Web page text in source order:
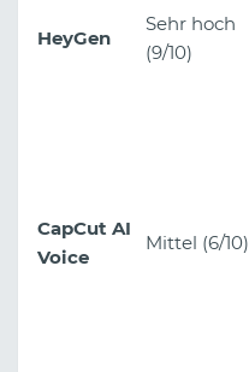
HeyGen
Sehr hoch
(9/10)
CapCut AI
Voice
Mittel (6/10)